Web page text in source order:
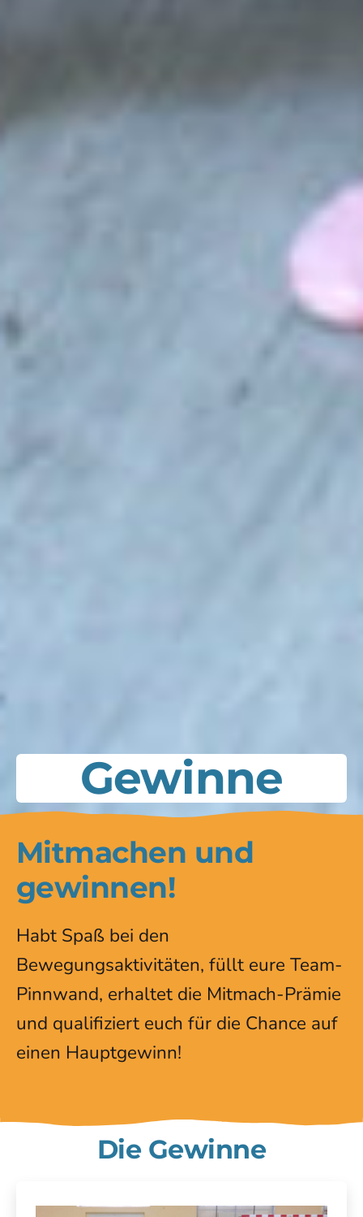
Gewinne
Mitmachen und
gewinnen!
Habt Spaß bei den
Bewegungsaktivitäten, füllt eure Team-
Pinnwand, erhaltet die Mitmach-Prämie
und qualifiziert euch für die Chance auf
einen Hauptgewinn!
Die Gewinne